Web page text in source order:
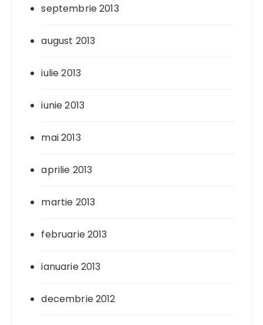
septembrie 2013
august 2013
iulie 2013
iunie 2013
mai 2013
aprilie 2013
martie 2013
februarie 2013
ianuarie 2013
decembrie 2012